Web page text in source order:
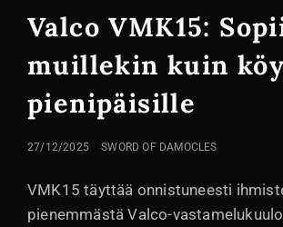
Valco VMK15:
muillekin kuin
pienipäisille
LÄHETETTY
27/12/2025 SWORD OF DAMOCLES
VMK15 täyttää onnistuneesti
pienemmästä Valco-